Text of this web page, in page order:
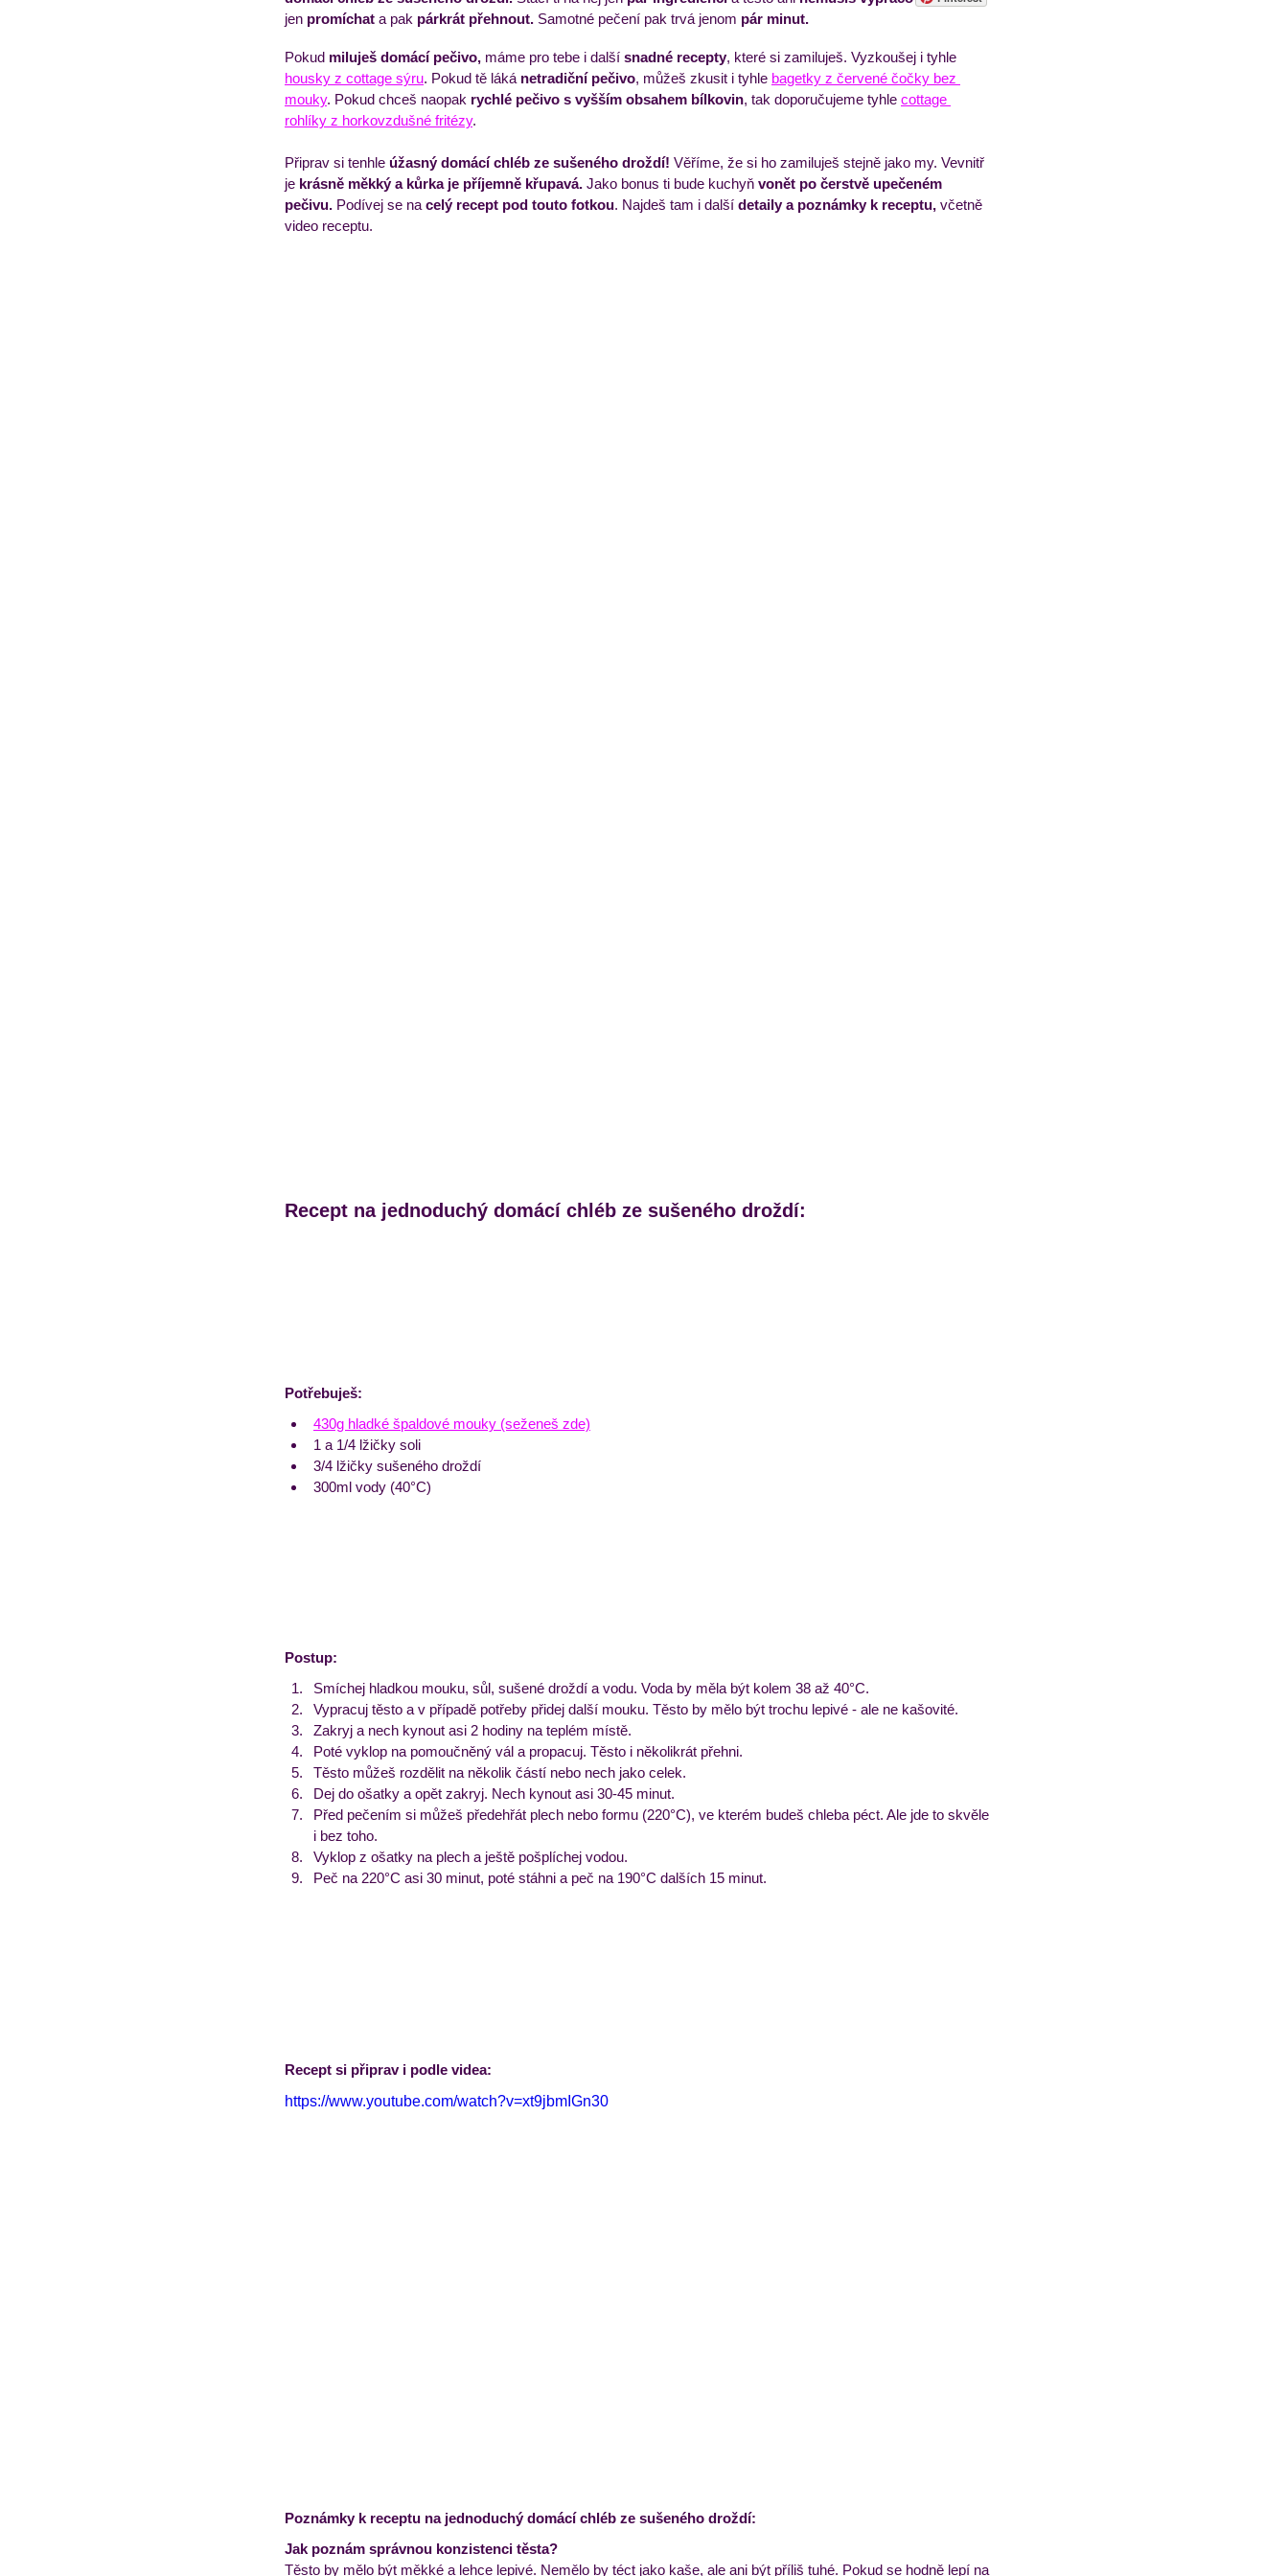
Obědový jídelníček Týdenní příkladový jídelníček Večeře Zmrzliny a sorbety Pečivo
jen promíchat a pak párkrát přehnout. Samotné pečení pak trvá jenom pár minut.
Pokud miluješ domácí pečivo, máme pro tebe i další snadné recepty, které si zamiluješ. Vyzkoušej i tyhle
housky z cottage sýru. Pokud tě láká netradiční pečivo, můžeš zkusit i tyhle bagetky z červené čočky bez
mouky. Pokud chceš naopak rychlé pečivo s vyšším obsahem bílkovin, tak doporučujeme tyhle cottage
rohlíky z horkovzdušné fritézy.
Připrav si tenhle úžasný domácí chléb ze sušeného droždí! Věříme, že si ho zamiluješ stejně jako my. Vevnitř
je krásně měkký a kůrka je příjemně křupavá. Jako bonus ti bude kuchyň vonět po čerstvě upečeném
pečivu. Podívej se na celý recept pod touto fotkou. Najdeš tam i další detaily a poznámky k receptu, včetně
video receptu.
Recept na jednoduchý domácí chléb ze sušeného droždí:
Potřebuješ:
430g hladké špaldové mouky (seženeš zde)
1 a 1/4 lžičky soli
3/4 lžičky sušeného droždí
300ml vody (40°C)
Postup:
Smíchej hladkou mouku, sůl, sušené droždí a vodu. Voda by měla být kolem 38 až 40°C.
Vypracuj těsto a v případě potřeby přidej další mouku. Těsto by mělo být trochu lepivé - ale ne kašovité.
Zakryj a nech kynout asi 2 hodiny na teplém místě.
Poté vyklop na pomoučněný vál a propacuj. Těsto i několikrát přehni.
Těsto můžeš rozdělit na několik částí nebo nech jako celek.
Dej do ošatky a opět zakryj. Nech kynout asi 30-45 minut.
Před pečením si můžeš předehřát plech nebo formu (220°C), ve kterém budeš chleba péct. Ale jde to skvěle
i bez toho.
Vyklop z ošatky na plech a ještě pošplíchej vodou.
Peč na 220°C asi 30 minut, poté stáhni a peč na 190°C dalších 15 minut.
Recept si připrav i podle videa:
https://www.youtube.com/watch?v=xt9jbmIGn30
Poznámky k receptu na jednoduchý domácí chléb ze sušeného droždí:
Jak poznám správnou konzistenci těsta?
Těsto by mělo být měkké a lehce lepivé. Nemělo by téct jako kaše, ale ani být příliš tuhé. Pokud se hodně lepí na